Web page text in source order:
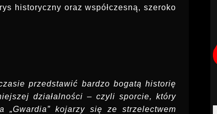
historyczny oraz współczesną, szeroko
przedstawić bardzo bogatą historię
działalności – czyli sporcie, który
„Gwardia” kojarzy się ze strzelectwem